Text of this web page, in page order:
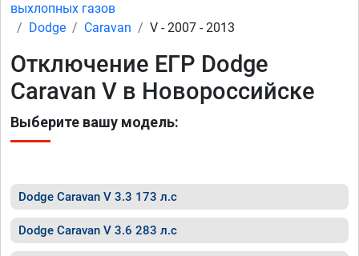
выхлопных газов
Dodge
Caravan V - 2007 - 2013
Отключение ЕГР Dodge
Caravan V в Новороссийске
Выберите вашу модель:
Dodge Caravan V 3.3 173 л.с
Dodge Caravan V 3.6 283 л.с